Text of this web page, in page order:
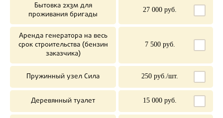
Бытовка 2х3м для
проживания бригады
27 000 руб.
Аренда генератора на весь
срок строительства (бензин
заказчика)
7 500 руб.
Пружинный узел Сила 250 руб./шт.
Деревянный туалет 15 000 руб.